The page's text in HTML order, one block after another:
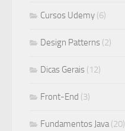
Cursos Udemy (6)
Design Patterns (2)
Dicas Gerais (12)
Front-End (3)
Fundamentos Java(20)